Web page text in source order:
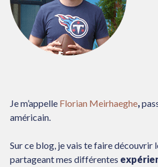
Je m’appelle Florian Meirhaeghe,
américain.
Sur ce blog, je vais te faire découvrir
partageant mes différentes